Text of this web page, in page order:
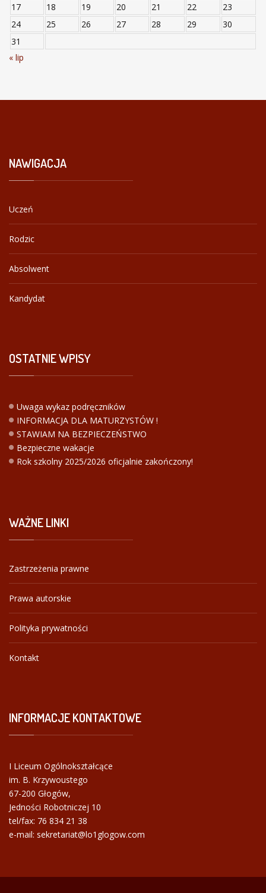
17
18 19 20 21 22
23
24
25 26 27 28 29
30
31
« lip
NAWIGACJA
Uczeń
Rodzic
Absolwent
Kandydat
OSTATNIEWPISY
Uwaga wykaz podręczników
INFORMACJA DLA MATURZYSTÓW !
STAWIAM NA BEZPIECZEŃSTWO
Bezpieczne wakacje
Rok szkolny 2025/2026 oficjalnie zakończony!
WAŻNELINKI
Zastrzeżenia prawne
Prawa autorskie
Polityka prywatności
Kontakt
INFORMACJEKONTAKTOWE
I Liceum Ogólnokształcące
im. B. Krzywoustego
67-200 Głogów,
Jedności Robotniczej 10
tel/fax: 76 834 21 38
e-mail: sekretariat@lo1glogow.com